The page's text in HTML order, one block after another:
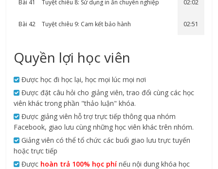
Bài 41 Tuyệt chiêu 8: Sử dụng in ấn chuyên nghiệp 02:02
Bài 42 Tuyệt chiêu 9: Cam kết bảo hành 02:51
Quyền lợi học viên
Được học đi học lại, học mọi lúc mọi nơi
Được đặt câu hỏi cho giảng viên, trao đổi cùng các học
viên khác trong phần "thảo luận" khóa.
Được giảng viên hỗ trợ trực tiếp thông qua nhóm
Facebook, giao lưu cùng những học viên khác trên nhóm.
Giảng viên có thể tổ chức các buổi giao lưu trực tuyến
hoặc trực tiếp
Được hoàn trả 100% học phí nếu nội dung khóa học